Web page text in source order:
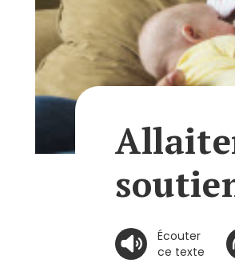
Écouter
ce texte